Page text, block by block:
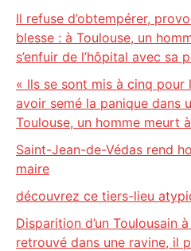
Il refuse d’obtempérer,
blesse : à Toulouse, un
s’enfuir de l’hôpital avec sa
« Ils se sont mis à cinq pour
avoir semé la panique dans
Toulouse, un homme meurt
Saint-Jean-de-Védas rend
maire
découvrez ce tiers-lieu
Disparition d’un Toulousain
retrouvé dans une ravine, il